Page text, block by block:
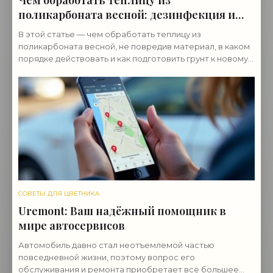
поликарбоната весной: дезинфекция и
подготовка
В этой статье — чем обработать теплицу из
поликарбоната весной, не повредив материал, в каком
порядке действовать и как подготовить грунт к новому
СОВЕТЫ ДЛЯ ЦВЕТНИКА
Uremont: Ваш надёжный помощник в
мире автосервисов
Автомобиль давно стал неотъемлемой частью
повседневной жизни, поэтому вопрос его
обслуживания и ремонта приобретает всё большее